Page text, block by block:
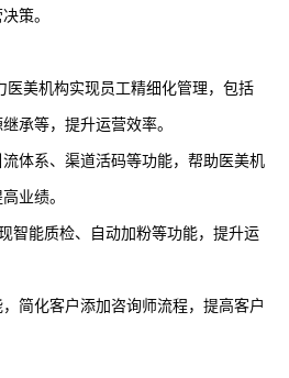
策。
医美机构实现员工精细化管理，包括
承等，提升运营效率。
体系、渠道活码等功能，帮助医美机
业绩。
智能质检、自动加粉等功能，提升运
简化客户添加咨询师流程，提高客户